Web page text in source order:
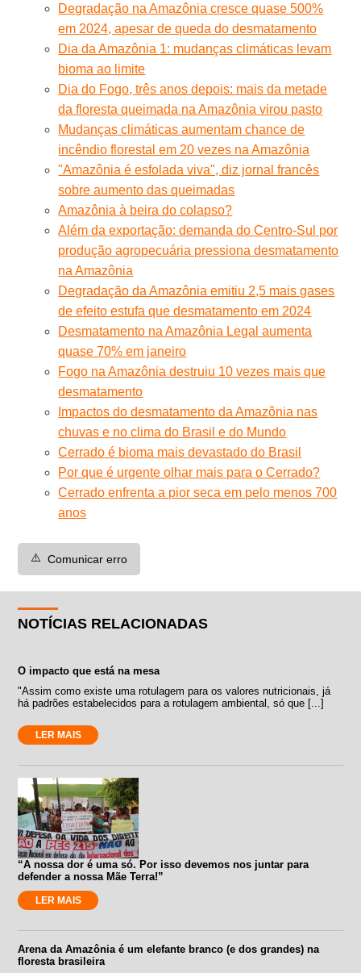
Degradação na Amazônia cresce quase 500%
em 2024, apesar de queda do desmatamento
Dia da Amazônia 1: mudanças climáticas levam
bioma ao limite
Dia do Fogo, três anos depois: mais da metade
da floresta queimada na Amazônia virou pasto
Mudanças climáticas aumentam chance de
incêndio florestal em 20 vezes na Amazônia
"Amazônia é esfolada viva", diz jornal francês
sobre aumento das queimadas
Amazônia à beira do colapso?
Além da exportação: demanda do Centro-Sul por
produção agropecuária pressiona desmatamento
na Amazônia
Degradação da Amazônia emitiu 2,5 mais gases
de efeito estufa que desmatamento em 2024
Desmatamento na Amazônia Legal aumenta
quase 70% em janeiro
Fogo na Amazônia destruiu 10 vezes mais que
desmatamento
Impactos do desmatamento da Amazônia nas
chuvas e no clima do Brasil e do Mundo
Cerrado é bioma mais devastado do Brasil
Por que é urgente olhar mais para o Cerrado?
Cerrado enfrenta a pior seca em pelo menos 700
anos
⚠️ Comunicar erro
NOTÍCIAS RELACIONADAS
O impacto que está na mesa
"Assim como existe uma rotulagem para os valores nutricionais, já
há padrões estabelecidos para a rotulagem ambiental, só que [...]
LER MAIS
“A nossa dor é uma só. Por isso devemos nos juntar para
defender a nossa Mãe Terra!”
LER MAIS
Arena da Amazônia é um elefante branco (e dos grandes) na
floresta brasileira